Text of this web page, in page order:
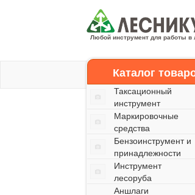
Любой инструмент для работы в
Каталог
Таксационный
инструмент
Маркировочные
средства
Бензоинструмент и
принадлежности
Инструмент
лесоруба
Аншлаги